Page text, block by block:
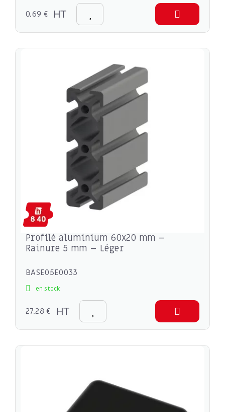
0,69 € HT
Profilé aluminium 60x20 mm –
Rainure 5 mm – Léger
BASE05E0033
en stock
27,28 € HT